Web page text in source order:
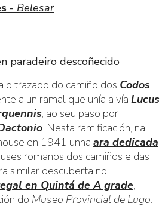
- Belesar
paradeiro descoñecido
o trazado do camiño dos Codos
a un ramal que unía a vía Lucus
, ao seu paso por
. Nesta ramificación, na
en 1941 unha ara dedicada
romanos dos camiños e das
similar descuberta no
en Quintá de A grade,
do Museo Provincial de Lugo.